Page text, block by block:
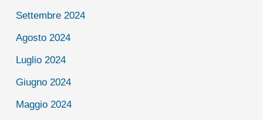
Settembre 2024
Agosto 2024
Luglio 2024
Giugno 2024
Maggio 2024